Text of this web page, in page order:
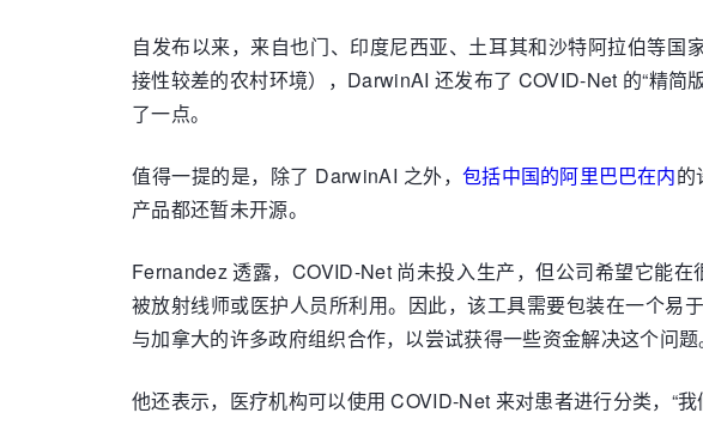
自发布以来，来自也门、印度尼西亚、土耳其和沙特阿拉伯等
接性较差的农村环境），DarwinAI 还发布了 COVID-Net 的“精
了一点。
值得一提的是，除了 DarwinAI 之外，包括中国的阿里巴巴在内的
产品都还暂未开源。
Fernandez 透露，COVID-Net 尚未投入生产，但公司希望它能
被放射线师或医护人员所利用。因此，该工具需要包装在一个易
与加拿大的许多政府组织合作，以尝试获得一些资金解决这个问题
他还表示，医疗机构可​​以使用 COVID-Net 来对患者进行分类，“